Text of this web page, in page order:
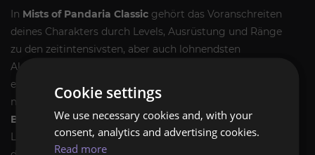
In Mists of Pandaria Classic gehört das Voranschreiten
deines Charakters durch Levels, Ausrüstung und Ränge
zu den zeitintensivsten, aber auch lohnendsten
Aktivitäten. Ob du nun als Neuling direkt ins Endgame
eintauchen möchtest oder als erfahrener Veteran
mehrere Twinks hochziehen willst: Unsere
Boost-Servicesoptimieren deine Progression von
Level 1–90 (oder 90–100), deine Gear-Optimierung und
Cookie settings
We use necessary cookies and, with your
consent, analytics and advertising cookies.
Read more